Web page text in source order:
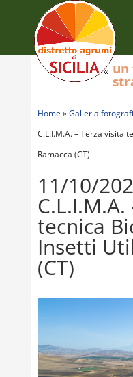
Home »Galleria
C.L.I.M.A. – Terza visita
Ramacca (CT)
11/10/
tecnica
Insetti
(CT)